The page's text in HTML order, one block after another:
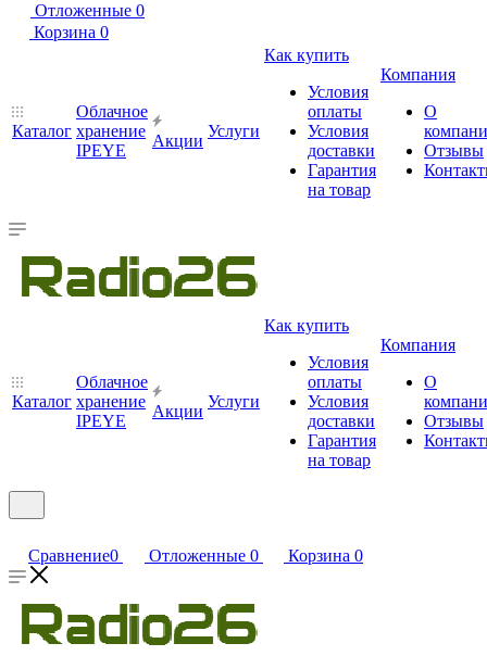
Отложенные 0
Корзина 0
Каталог
Облачное
хранение
IPEYE
Акции
Услуги
Как купить
Условия
оплаты
Условия
доставки
Гарантия
на товар
Компания
О
Отзывы
Каталог
Облачное
хранение
IPEYE
Акции
Услуги
Как купить
Условия
оплаты
Условия
доставки
Гарантия
на товар
Компания
О
Отзывы
Сравнение0 Отложенные 0 Корзина 0